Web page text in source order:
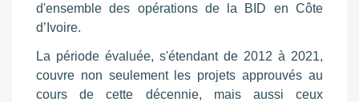
d'ensemble des opérations de la BID en Côte
d’Ivoire.
La période évaluée, s'étendant de 2012 à 2021,
couvre non seulement les projets approuvés au
cours de cette décennie, mais aussi ceux